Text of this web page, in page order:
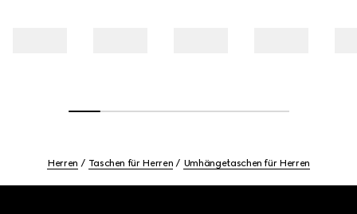
Herren Taschen für Herren Umhängetaschen für Herren